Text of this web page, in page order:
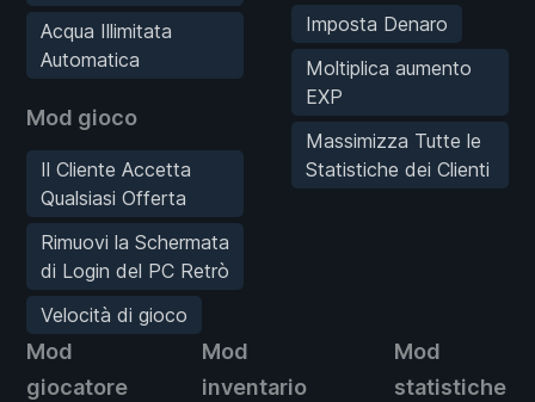
Acqua Illimitata
Automatica
Mod gioco
Il Cliente Accetta
Qualsiasi Offerta
Rimuovi la Schermata
di Login del PC Retrò
Velocità di gioco
Imposta Denaro
Moltiplica aumento
EXP
Massimizza Tutte le
Statistiche dei Clienti
Mod
giocatore
Mod
inventario
Mod
statistiche